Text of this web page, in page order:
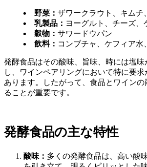
野菜： ザワークラウト、キムチ
乳製品： ヨーグルト、チーズ、
穀物： サワードウパン
飲料： コンブチャ、ケフィア水
発酵食品はその酸味、旨味、時には塩
し、ワインペアリングにおいて特に要
あります。したがって、食品とワイン
ることが重要です。
発酵食品の主な特性
酸味： 多くの発酵食品は、高い酸